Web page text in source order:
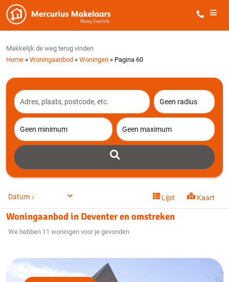
Makkelijk de weg terug vinden
Home » Woningaanbod » Woningen » Pagina 60
Alle filters
Lijst Kaart
Woningaanbod in Deventeren omstreken
We hebben 11 woningen voor je gevonden